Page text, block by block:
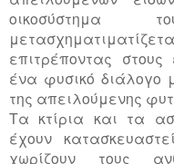
οικοσύστημα
επιτρέποντας
ένα φυσικό διάλογο
της απειλούμενης
Τα κτίρια και τα
έχουν
χωρίζουν τους